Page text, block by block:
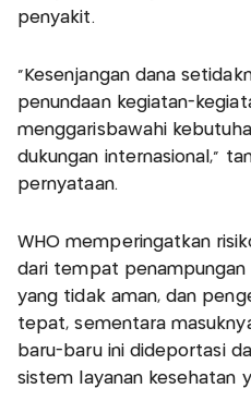
penyakit.
"Kesenjangan dana
penundaan kegiatan-
menggarisbawahi
dukungan internasional,"
pernyataan.
WHO memperingatkan
dari tempat penampungan
yang tidak aman, dan
tepat, sementara
baru-baru ini dideportasi
sistem layanan kesehatan